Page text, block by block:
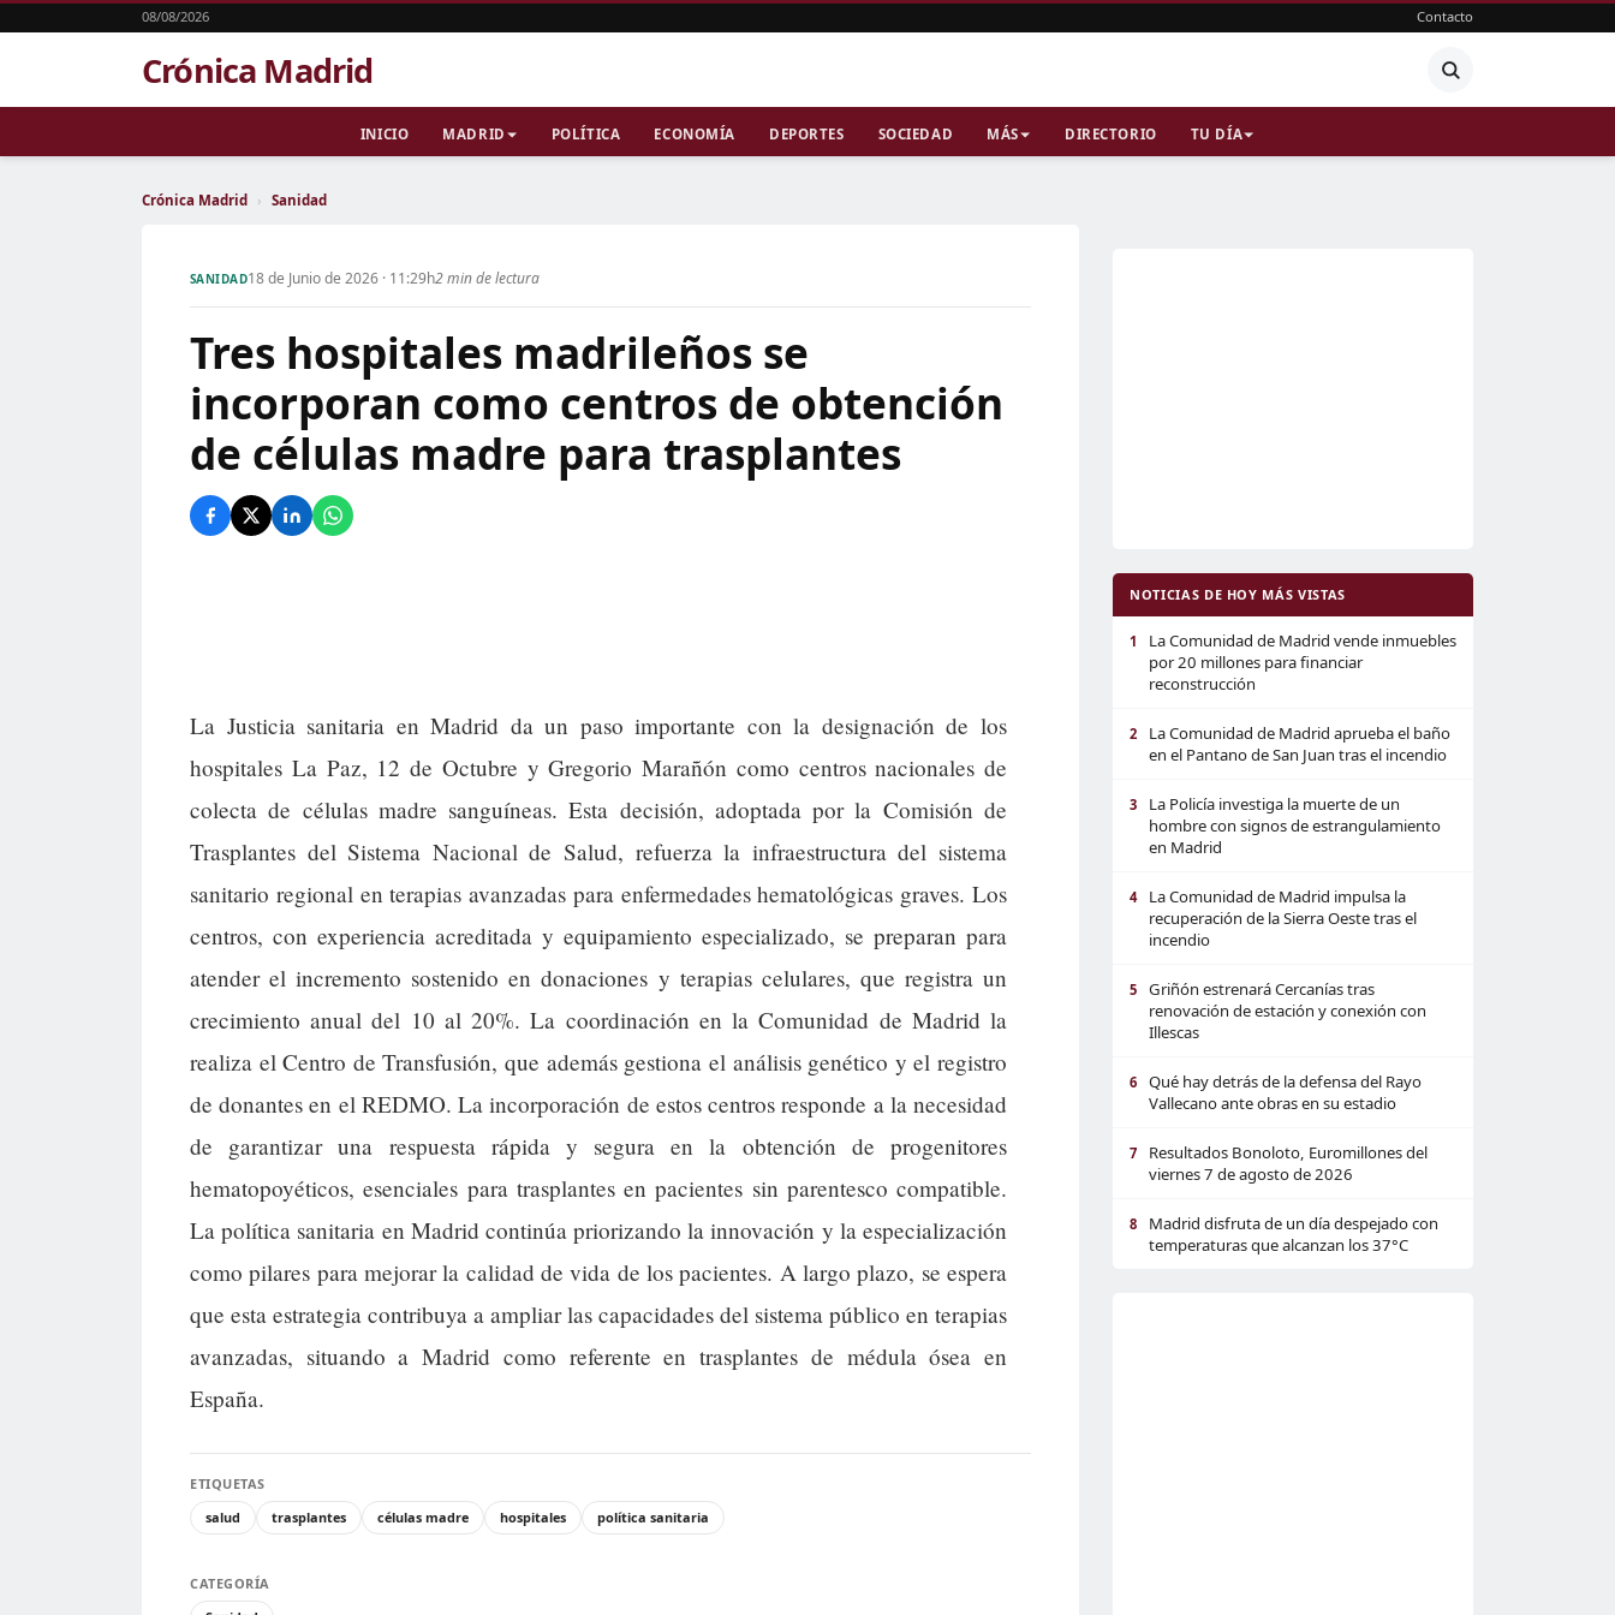
08/08/2026 Contacto
Crónica Madrid
INICIO MADRID POLÍTICA ECONOMÍA DEPORTES SOCIEDAD MÁS DIRECTORIO TU DÍA
Crónica Madrid › Sanidad
SANIDAD18 de Junio de 2026 · 11:29h2 min de lectura
Tres hospitales madrileños se
incorporan como centros de obtención
de células madre para trasplantes
La Justicia sanitaria en Madrid da un paso importante con la designación de los
hospitales La Paz, 12 de Octubre y Gregorio Marañón como centros nacionales de
colecta de células madre sanguíneas. Esta decisión, adoptada por la Comisión de
Trasplantes del Sistema Nacional de Salud, refuerza la infraestructura del sistema
sanitario regional en terapias avanzadas para enfermedades hematológicas graves. Los
centros, con experiencia acreditada y equipamiento especializado, se preparan para
atender el incremento sostenido en donaciones y terapias celulares, que registra un
crecimiento anual del 10 al 20%. La coordinación en la Comunidad de Madrid la
realiza el Centro de Transfusión, que además gestiona el análisis genético y el registro
de donantes en el REDMO. La incorporación de estos centros responde a la necesidad
de garantizar una respuesta rápida y segura en la obtención de progenitores
hematopoyéticos, esenciales para trasplantes en pacientes sin parentesco compatible.
La política sanitaria en Madrid continúa priorizando la innovación y la especialización
como pilares para mejorar la calidad de vida de los pacientes. A largo plazo, se espera
que esta estrategia contribuya a ampliar las capacidades del sistema público en terapias
avanzadas, situando a Madrid como referente en trasplantes de médula ósea en
España.
ETIQUETAS
salud
trasplantes células madre hospitales política sanitaria
CATEGORÍA
NOTICIAS DE HOY MÁS VISTAS
1
La Comunidad de Madrid vende inmuebles
por 20 millones para financiar
reconstrucción
2
La Comunidad de Madrid aprueba el baño
en el Pantano de San Juan tras el incendio
3
La Policía investiga la muerte de un
hombre con signos de estrangulamiento
en Madrid
4
La Comunidad de Madrid impulsa la
recuperación de la Sierra Oeste tras el
incendio
5
Griñón estrenará Cercanías tras
renovación de estación y conexión con
Illescas
6
Qué hay detrás de la defensa del Rayo
Vallecano ante obras en su estadio
7
Resultados Bonoloto, Euromillones del
viernes 7 de agosto de 2026
8
Madrid disfruta de un día despejado con
temperaturas que alcanzan los 37°C